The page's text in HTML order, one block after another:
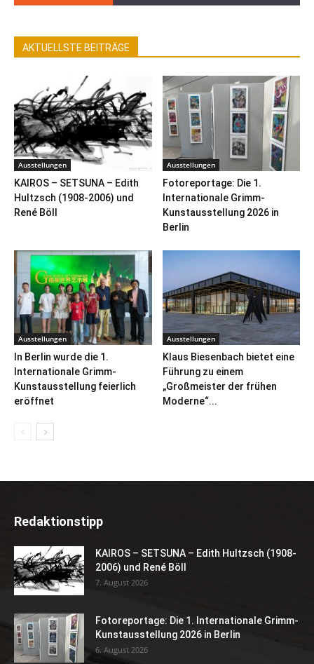
AKTUELLSTE BEITRÄGE
Ausstellungen
KAIROS – SETSUNA – Edith
Hultzsch (1908-2006) und
René Böll
Ausstellungen
Fotoreportage: Die 1.
Internationale Grimm-
Kunstausstellung 2026 in
Berlin
Ausstellungen
In Berlin wurde die 1.
Internationale Grimm-
Kunstausstellung feierlich
eröffnet
Ausstellungen
Klaus Biesenbach bietet eine
Führung zu einem
„Großmeister der frühen
Moderne“...
Redaktionstipp
KAIROS – SETSUNA – Edith Hultzsch (1908-
2006) und René Böll
7. August 2026
Fotoreportage: Die 1. Internationale Grimm-
Kunstausstellung 2026 in Berlin
6. August 2026